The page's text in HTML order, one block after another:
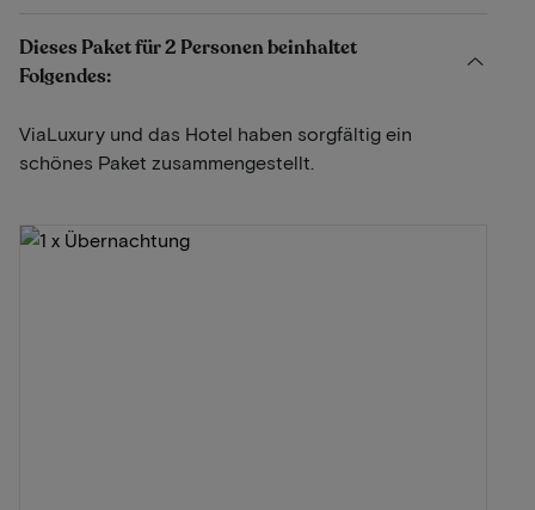
Dieses Paket für 2 Personen beinhaltet
Folgendes:
ViaLuxury und das Hotel haben sorgfältig ein
schönes Paket zusammengestellt.